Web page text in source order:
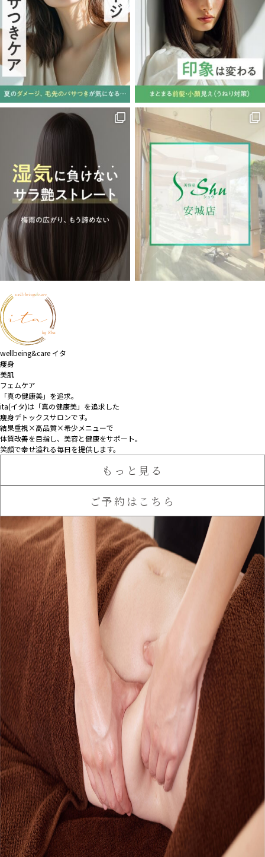
wellbeing&care イタ
痩身
美肌
フェムケア
「真の健康美」を追求。
ita(イタ)は「真の健康美」を追求した
痩身デトックスサロンです。
結果重視×高品質×希少メニューで
体質改善を目指し、 美容と健康をサポート。
笑顔で幸せ溢れる毎日を提供します。
もっと見る
ご予約はこちら